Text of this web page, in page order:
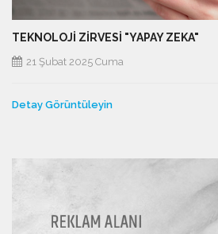
TEKNOLOJİ ZİRVESİ "YAPAY ZEKA"
21 Şubat 2025 Cuma
Detay Görüntüleyin